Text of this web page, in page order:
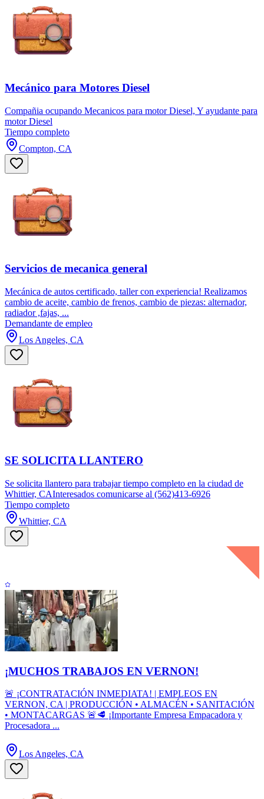
Mecánico para Motores Diesel
Compañia ocupando Mecanicos para motor Diesel, Y ayudante para
motor Diesel
Tiempo completo
Compton, CA
Servicios de mecanica general
Mecánica de autos certificado, taller con experiencia! Realizamos
cambio de aceite, cambio de frenos, cambio de piezas: alternador,
radiador ,fajas, ...
Demandante de empleo
Los Angeles, CA
SE SOLICITA LLANTERO
Se solicita llantero para trabajar tiempo completo en la ciudad de
Whittier, CAInteresados comunicarse al (562)413-6926
Tiempo completo
Whittier, CA
¡MUCHOS TRABAJOS EN VERNON!
🚨 ¡CONTRATACIÓN INMEDIATA! | EMPLEOS EN
VERNON, CA | PRODUCCIÓN • ALMACÉN • SANITACIÓN
• MONTACARGAS 🚨🥩 ¡Importante Empresa Empacadora y
Procesadora ...
Los Angeles, CA